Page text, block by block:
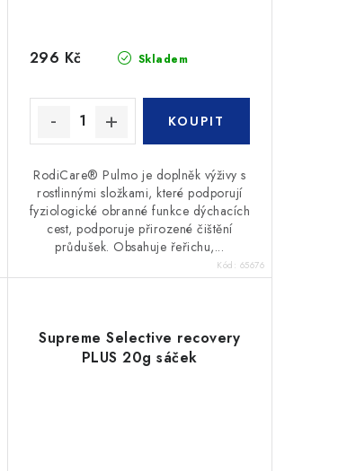
Skladem
296 Kč
RodiCare® Pulmo je doplněk výživy s
rostlinnými složkami, které podporují
fyziologické obranné funkce dýchacích
cest, podporuje přirozené čištění
průdušek. Obsahuje řeřichu,...
Kód: 65676
Supreme Selective recovery
PLUS 20g sáček